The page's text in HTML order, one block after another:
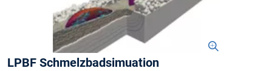
LPBF Schmelzbadsimuation